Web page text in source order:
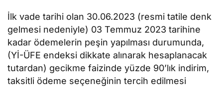
İlk vade tarihi olan 30.06.2023 (resmi tatile denk
gelmesi nedeniyle) 03 Temmuz 2023 tarihine
kadar ödemelerin peşin yapılması durumunda,
(Yİ-ÜFE endeksi dikkate alınarak hesaplanacak
tutardan) gecikme faizinde yüzde 90’lık indirim,
taksitli ödeme seçeneğinin tercih edilmesi